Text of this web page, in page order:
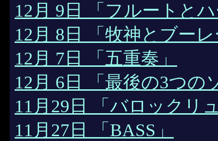
12月 9日 「フルートと
12月 8日 「牧神とブー
12月 7日 「五重奏」
12月 6日 「最後の3つの
11月29日 「バロックリ
11月27日 「BASS」